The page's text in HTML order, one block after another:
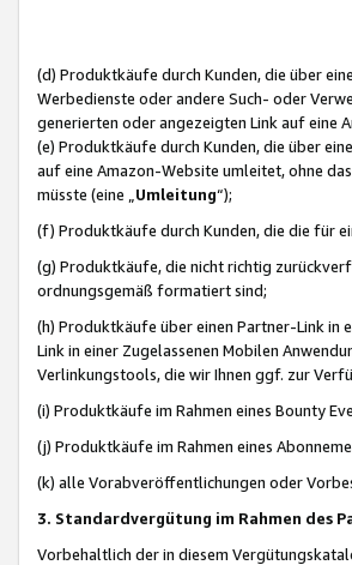
(d) Produktkäufe durch Kunden, die über
Werbedienste oder andere Such- oder
generierten oder angezeigten Link auf eine
(e) Produktkäufe durch Kunden, die über
auf eine Amazon-Website umleitet, ohne
müsste (eine „ Umleitung“);
(f) Produktkäufe durch Kunden, die die für
(g) Produktkäufe, die nicht richtig
ordnungsgemäß formatiert sind;
(h) Produktkäufe über einen Partner-Link in
Link in einer Zugelassenen Mobilen
Verlinkungstools, die wir Ihnen ggf. zur
(i) Produktkäufe im Rahmen eines Bounty
(j) Produktkäufe im Rahmen eines
(k) alle Vorabveröffentlichungen oder
3. Standardvergütung im Rahmen des
Vorbehaltlich der in diesem